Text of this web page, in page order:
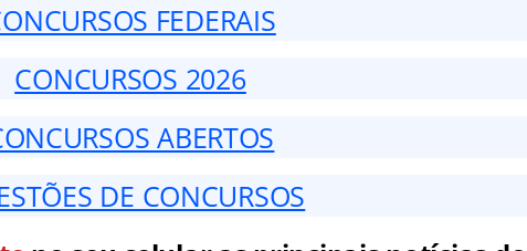
FEDERAIS
CONCURSOS 2026
ABERTOS
DE CONCURSOS